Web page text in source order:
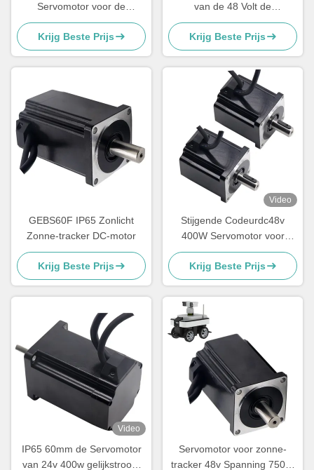
Servomotor voor de
Zonnemotor van de Drijvers
Zonnedrijver
Krijg Beste Prijs
van de 48 Volt de
Zonnedrijver voor Binnen
Openlucht
Krijg Beste Prijs
GEBS60F IP65 Zonlicht
Zonne-tracker DC-motor
Krijg Beste Prijs
Video
Stijgende Codeurdc48v
400W Servomotor voor
Zonnedrijver
Krijg Beste Prijs
Video
IP65 60mm de Servomotor
van 24v 400w gelijkstroom
Servomotor voor zonne-
tracker 48v Spanning 750W